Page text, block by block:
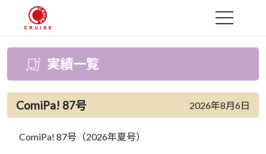
MENU
実績一覧
ComiPa! 87号 2026年8月6日
ComiPa! 87号（2026年夏号）